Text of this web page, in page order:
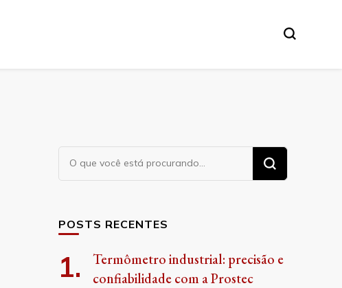
Procurando
algo?
POSTS RECENTES
Termômetro industrial: precisão e
confiabilidade com a Prostec